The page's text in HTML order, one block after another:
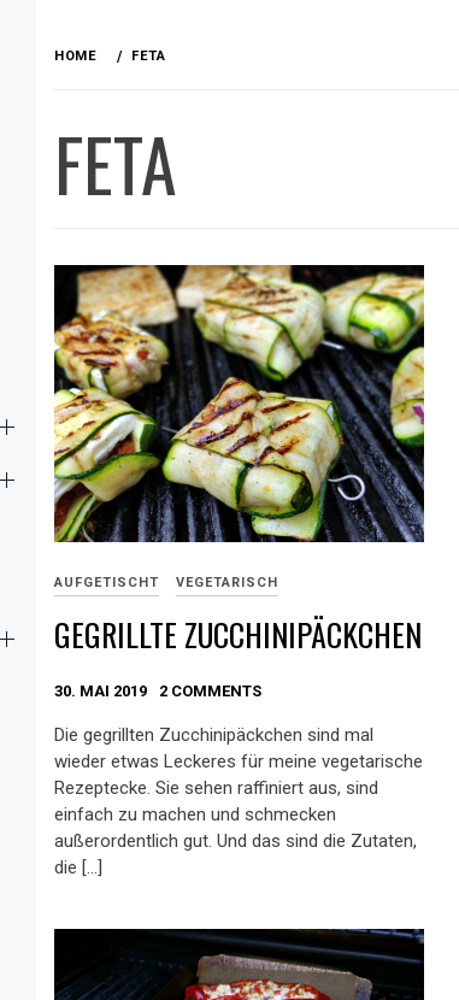
HOME FETA
FETA
AUFGETISCHT VEGETARISCH
GEGRILLTE ZUCCHINIPÄCKCHEN
30. MAI 2019 2 COMMENTS
Die gegrillten Zucchinipäckchen sind mal
wieder etwas Leckeres für meine vegetarische
Rezeptecke. Sie sehen raffiniert aus, sind
einfach zu machen und schmecken
außerordentlich gut. Und das sind die Zutaten,
die […]